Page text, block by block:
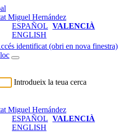
ESPAÑOL VALENCIÀ
ENGLISH
identificat (obri en nova finestra)
Introdueix la teua cerca
ESPAÑOL VALENCIÀ
ENGLISH